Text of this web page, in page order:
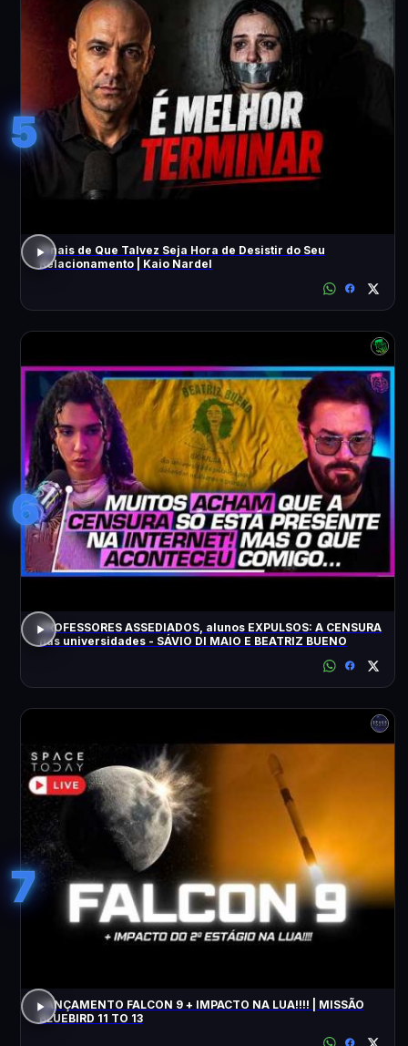
5
Sinais de Que Talvez Seja Hora de Desistir do Seu
Relacionamento | Kaio Nardel
6
PROFESSORES ASSEDIADOS, alunos EXPULSOS: A CENSURA
nas universidades - SÁVIO DI MAIO E BEATRIZ BUENO
7
LANÇAMENTO FALCON 9 + IMPACTO NA LUA!!!! | MISSÃO
BLUEBIRD 11 TO 13